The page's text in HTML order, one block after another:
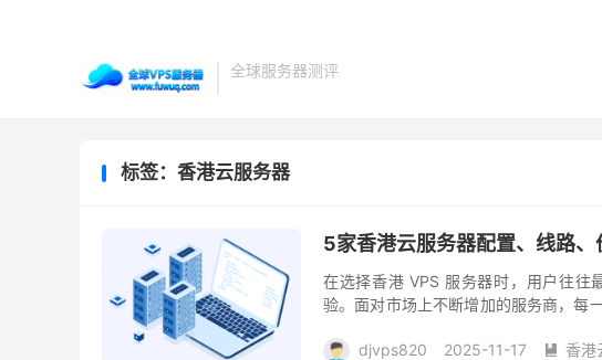
全球服务器测评
标签：香港云服务器
5家香港云服务器配置、线路
在选择香港 VPS 服务器时，用户往往
验。面对市场上不断增加的服务商，每
djvps820 2025-11-17  香港